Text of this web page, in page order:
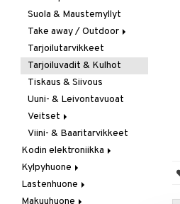
Viinilasit
Whiskey- & Konjakkilasit
Suola & Maustemyllyt
Take away / Outdoor
Eväslaatikot
Pullot
Termoskannut
Termosmukit
Tarjoilutarvikkeet
Tarjoiluvadit & Kulhot
Tiskaus & Siivous
Uuni- & Leivontavuoat
Veitset
Erityisveitset
Keittiöveitset
Kuorinta- &
Vihannesveitset
Leikkuulaudat
Viini- & Baaritarvikkeet
Kodin elektroniikka
Ääni
Kylpyhuone
Kylpyhuoneen sisustus
Kylpyhuoneen tarvikkeita
Lastenhuone
Kylpyhuoneen koristelu
Makuuhuone